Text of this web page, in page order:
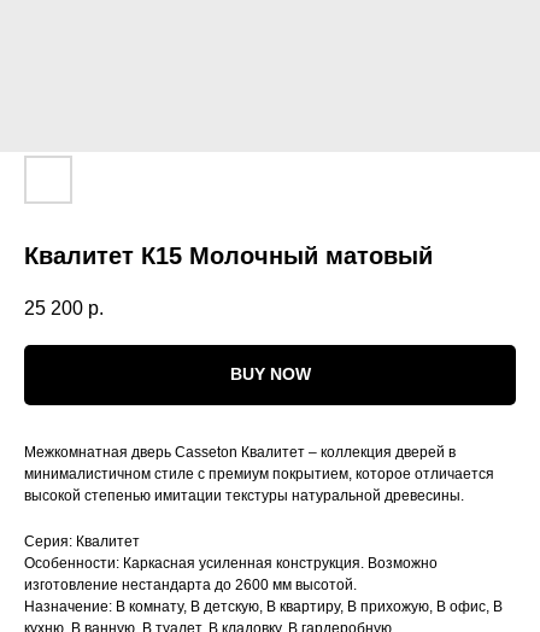
Квалитет К15 Молочный матовый
25 200 р.
BUY NOW
Межкомнатная дверь Casseton Квалитет – коллекция дверей в
минималистичном стиле с премиум покрытием, которое отличается
высокой степенью имитации текстуры натуральной древесины.
Серия: Квалитет
Особенности: Каркасная усиленная конструкция. Возможно
изготовление нестандарта до 2600 мм высотой.
Назначение: В комнату, В детскую, В квартиру, В прихожую, В офис, В
кухню, В ванную, В туалет, В кладовку, В гардеробную